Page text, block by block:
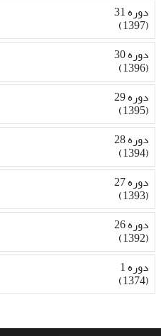
دوره 31
(1397)
دوره 30
(1396)
دوره 29
(1395)
دوره 28
(1394)
دوره 27
(1393)
دوره 26
(1392)
دوره 1
(1374)